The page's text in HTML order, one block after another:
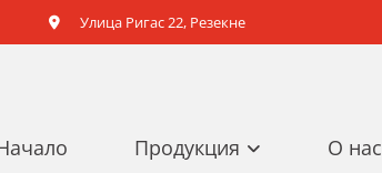
 Улица Ригас 22, Резекне
Продукция О нас